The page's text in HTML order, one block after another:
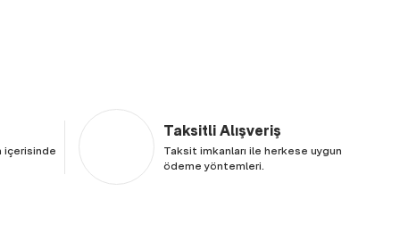
içerisinde
Taksitli Alışveriş
Taksit imkanları ile herkese uygun
ödeme yöntemleri.